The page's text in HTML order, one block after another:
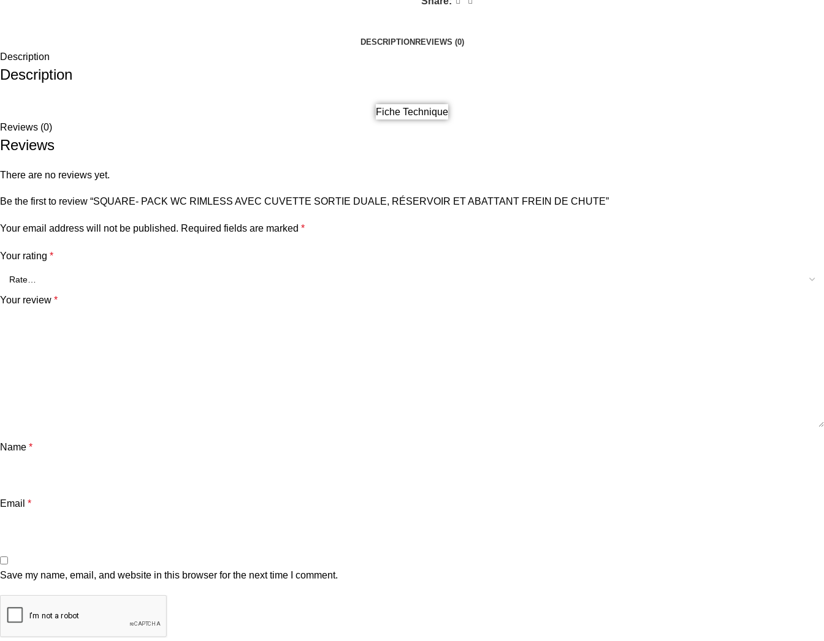
DESCRIPTION REVIEWS (0)
Description
Description
Fiche Technique
Reviews (0)
Reviews
There are no reviews yet.
Be the first to review “SQUARE- PACK WC RIMLESS AVEC CUVETTE SORTIE DUALE, RÉSERVOIR ET ABATTANT FREIN DE CHUTE”
Your email address will not be published. Required fields are marked *
Your rating *
Your review *
Name *
Email *
Save my name, email, and website in this browser for the next time I comment.